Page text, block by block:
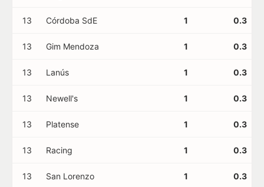
13 Córdoba SdE 1 0.3
13 Gim Mendoza 1 0.3
13 Lanús 1 0.3
13 Newell's 1 0.3
13 Platense 1 0.3
13 Racing 1 0.3
13 San Lorenzo 1 0.3